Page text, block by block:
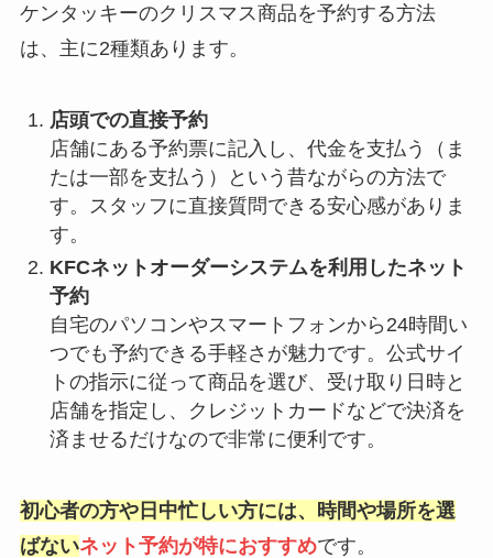
ケンタッキーのクリスマス商品を予約する方法
は、主に2種類あります。
店頭での直接予約
店舗にある予約票に記入し、代金を支払う（ま
たは一部を支払う）という昔ながらの方法で
す。スタッフに直接質問できる安心感がありま
す。
KFCネットオーダーシステムを利用したネット
予約
自宅のパソコンやスマートフォンから24時間い
つでも予約できる手軽さが魅力です。公式サイ
トの指示に従って商品を選び、受け取り日時と
店舗を指定し、クレジットカードなどで決済を
済ませるだけなので非常に便利です。
初心者の方や日中忙しい方には、時間や場所を選
ばないネット予約が特におすすめです。